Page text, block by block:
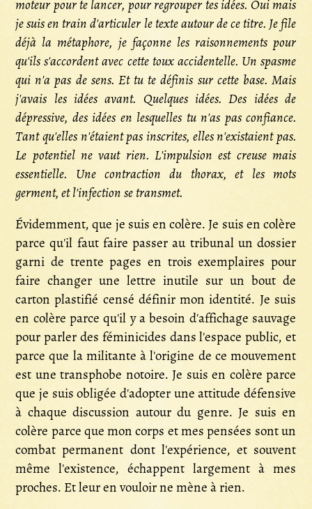
moteur pour te lancer, pour regrouper tes idées. Oui mais
je suis en train d'articuler le texte autour de ce titre. Je file
déjà la métaphore, je façonne les raisonnements pour
qu'ils s'accordent avec cette toux accidentelle. Un spasme
qui n'a pas de sens. Et tu te définis sur cette base. Mais
j'avais les idées avant. Quelques idées. Des idées de
dépressive, des idées en lesquelles tu n'as pas confiance.
Tant qu'elles n'étaient pas inscrites, elles n'existaient pas.
Le potentiel ne vaut rien. L'impulsion est creuse mais
essentielle. Une contraction du thorax, et les mots
germent, et l'infection se transmet.
Évidemment, que je suis en colère. Je suis en colère
parce qu'il faut faire passer au tribunal un dossier
garni de trente pages en trois exemplaires pour
faire changer une lettre inutile sur un bout de
carton plastifié censé définir mon identité. Je suis
en colère parce qu'il y a besoin d'affichage sauvage
pour parler des féminicides dans l'espace public, et
parce que la militante à l'origine de ce mouvement
est une transphobe notoire. Je suis en colère parce
que je suis obligée d'adopter une attitude défensive
à chaque discussion autour du genre. Je suis en
colère parce que mon corps et mes pensées sont un
combat permanent dont l'expérience, et souvent
même l'existence, échappent largement à mes
proches. Et leur en vouloir ne mène à rien.